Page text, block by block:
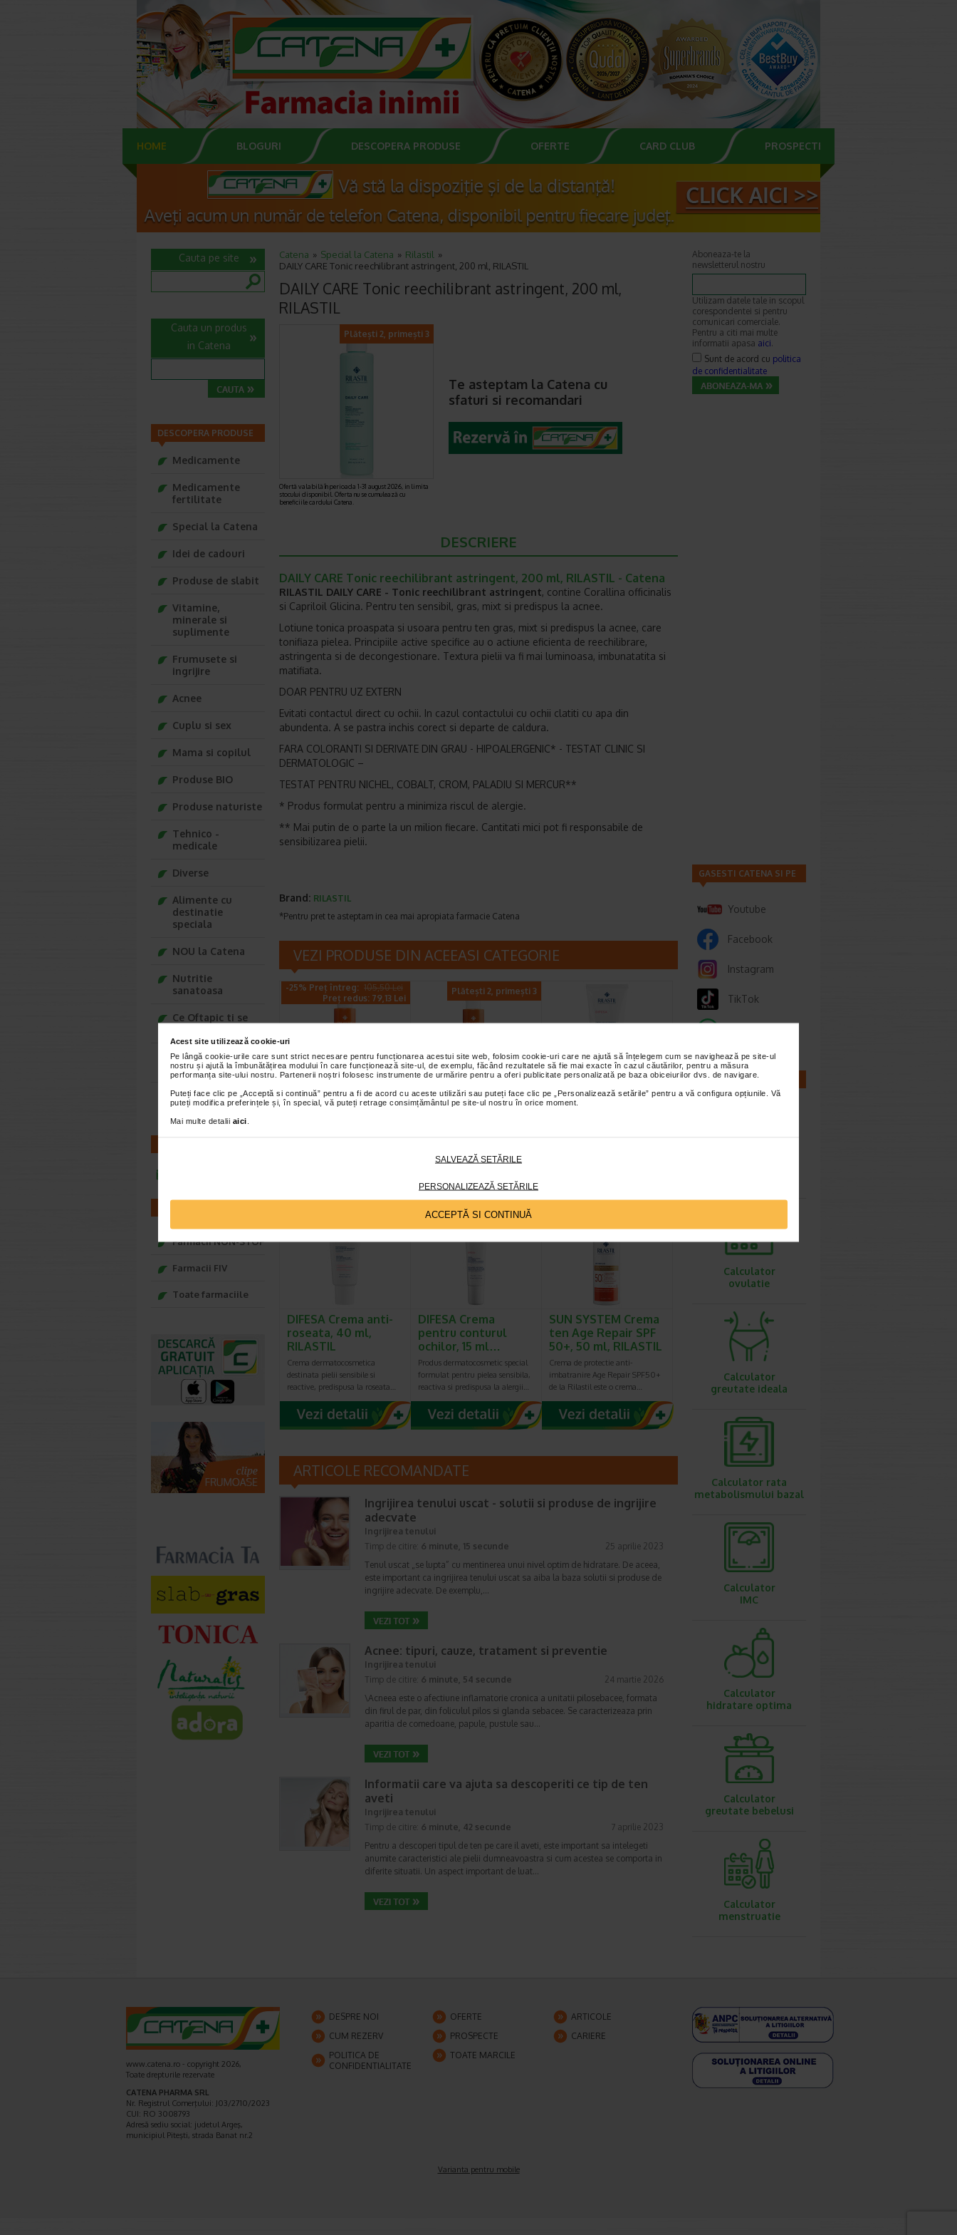
Acest site utilizează cookie-uri
Pe lângă cookie-urile care sunt strict necesare pentru funcționarea acestui site web, folosim cookie-uri care ne ajută să înțelegem cum se navighează pe site-ul
nostru și ajută la îmbunătățirea modului în care funcționează site-ul, de exemplu, făcând rezultatele să fie mai exacte în cazul căutărilor, pentru a măsura
performanța site-ului nostru. Partenerii noștri folosesc instrumente de urmărire pentru a oferi publicitate personalizată pe baza obiceiurilor dvs. de navigare.
Puteți face clic pe „Acceptă si continuă” pentru a fi de acord cu aceste utilizări sau puteți face clic pe „Personalizează setările” pentru a vă configura opțiunile. Vă
puteți modifica preferințele și, în special, vă puteți retrage consimțământul pe site-ul nostru în orice moment.
Mai multe detalii aici
SALVEAZĂ SETĂRILE
PERSONALIZEAZĂ SETĂRILE
ACCEPTĂ SI CONTINUĂ
HOME BLOGURI DESCOPERA PRODUSE OFERTE CARD CLUB PROSPECTE
Catena Special la Catena
Rilastil
DAILY CARE Tonic reechilibrant astringent, 200 ml, RILASTIL
DAILY CARE Tonic reechilibrant astringent, 200 ml,
RILASTIL
Plătești 2, primești 3
Ofertă valabilă în perioada 1-31 august 2026, in limita
stocului disponibil. Oferta nu se cumulează cu
beneficiile cardului Catena.
Te asteptam la Catena cu
sfaturi si recomandari
DESCRIERE
DAILY CARE Tonic reechilibrant astringent, 200 ml, RILASTIL - Catena
RILASTIL DAILY CARE - Tonic reechilibrant astringent, contine Corallina officinalis
si Capriloil Glicina. Pentru ten sensibil, gras, mixt si predispus la acnee.
Lotiune tonica proaspata si usoara pentru ten gras, mixt si predispus la acnee, care
tonifiaza pielea. Principiile active specifice au o actiune eficienta de reechilibrare,
astringenta si de decongestionare. Textura pielii va fi mai luminoasa, imbunatatita si
matifiata.
DOAR PENTRU UZ EXTERN
Evitati contactul direct cu ochii. In cazul contactului cu ochii clatiti cu apa din
abundenta. A se pastra inchis corect si departe de caldura.
FARA COLORANTI SI DERIVATE DIN GRAU - HIPOALERGENIC* - TESTAT CLINIC SI
DERMATOLOGIC –
TESTAT PENTRU NICHEL, COBALT, CROM, PALADIU SI MERCUR**
* Produs formulat pentru a minimiza riscul de alergie.
** Mai putin de o parte la un milion fiecare. Cantitati mici pot fi responsabile de
sensibilizarea pielii.
Brand: RILASTIL
*Pentru pret te asteptam in cea mai apropiata farmacie Catena
VEZI PRODUSE DIN ACEEASI CATEGORIE
-25% Preț întreg: 105,50 Lei
Preț redus: 79,13 Lei
SUN SYSTEM VAPO
protectie solara SPF
Plătești 2, primești 3
SUN SYSTEM VAPO
protectie solara
protectia pielii sensibile a…
DIFESA Demachiant
crema, 200 ml,
DIFESA Crema anti-
roseata, 40 ml,
RILASTIL
Crema dermatocosmetica
destinata pielii sensibile si
reactive, predispusa la roseata…
DIFESA Crema
pentru conturul
ochilor, 15 ml…
Produs dermatocosmetic special
formulat pentru pielea sensibila,
reactiva si predispusa la alergii…
SUN SYSTEM Crema
ten Age Repair SPF
50+, 50 ml, RILASTIL
Crema de protectie anti-
imbatranire Age Repair SPF50+
de la Rilastil este o crema…
ARTICOLE RECOMANDATE
Ingrijirea tenului uscat - solutii si produse de ingrijire
adecvate
Ingrijirea tenului
Timp de citire: 6 minute, 15 secunde
25 aprilie 2023
Tenul uscat „se lupta” cu mentinerea unui nivel optim de hidratare. De aceea,
este important ca ingrijirea tenului uscat sa aiba la baza solutii si produse de
ingrijire adecvate. De exemplu,…
Acnee: tipuri, cauze, tratament si preventie
Ingrijirea tenului
Timp de citire: 6 minute, 54 secunde
24 martie 2026
\Acneea este o afectiune inflamatorie cronica a unitatii pilosebacee, formata
din firul de par, din foliculul pilos si glanda sebacee. Se caracterizeaza prin
aparitia de comedoane, papule, pustule sau…
Informatii care va ajuta sa descoperiti ce tip de ten
aveti
Ingrijirea tenului
Timp de citire: 6 minute, 42 secunde
7 aprilie 2023
Pentru a descoperi tipul de ten pe care il aveti, este important sa intelegeti
anumite caracteristici ale pielii dumneavoastra si cum acestea se comporta in
diferite situatii. Un aspect important de luat…
Cauta pe site
Cauta un produs
in Catena
DESCOPERA PRODUSE
Medicamente
Medicamente
fertilitate
Special la Catena
Idei de cadouri
Produse de slabit
Vitamine,
minerale si
suplimente
Frumusete si
ingrijire
Acnee
Cuplu si sex
Mama si copilul
Produse BIO
Produse naturiste
Tehnico -
medicale
Diverse
Alimente cu
destinatie
speciala
NOU la Catena
Nutritie
sanatoasa
Ce Oftapic ti se
Adora – Adorabili
din prima clipa
Seturi cadou
Baylis&Harding
Farmacii NON-STOP
Farmacii FIV
Toate farmaciile
Aboneaza-te la
newsletterul nostru
Utilizam datele tale in scopul
corespondentei si pentru
comunicari comerciale.
Pentru a citi mai multe
informatii apasa aici.
Sunt de acord cu politica
de confidentialitate
GASESTI CATENA SI PE
Youtube
Facebook
Instagram
TikTok
CALCULATOARE
Calculator
ovulatie
Calculator
greutate ideala
Calculator rata
metabolismului bazal
Calculator
IMC
Calculator
hidratare optima
Calculator
greutate bebelusi
Calculator
menstruatie
www.catena.ro - copyright 2026,
Toate drepturile rezervate
CATENA PHARMA SRL
Nr. Registrul Comerţului: J03/2710/2023
CUI: RO 3008793
Adresă sediu social: judetul Argeş,
municipiul Piteşti, strada Banat nr.2
DESPRE NOI OFERTE
ARTICOLE
CUM REZERV
PROSPECTE
CARIERE
POLITICA DE
CONFIDENTIALITATE
TOATE MARCILE
Varianta pentru mobile